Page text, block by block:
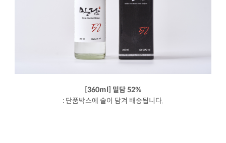
[360ml] 밀담 52%
: 단품박스에 술이 담겨 배송됩니다.